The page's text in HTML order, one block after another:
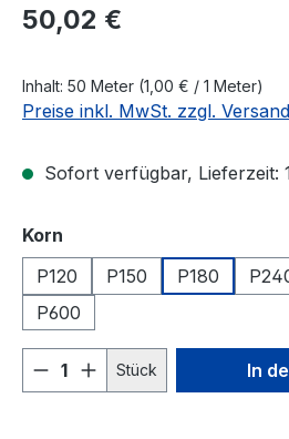
Regulärer Preis:
50,02 €
Inhalt: 50 Meter (1,00 € / 1 Meter)
Preise inkl. MwSt. zzgl.
Sofort verfügbar, Lieferzeit:
Korn
P120
P150 P180
P600
Produkt Anzahl: Gib
Stück In